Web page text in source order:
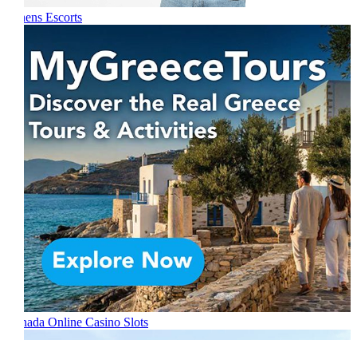
Athens Escorts
Canada Online Casino Slots